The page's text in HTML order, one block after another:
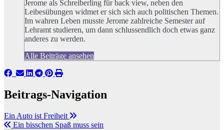
Jerome als Schreiberling für back view, neben den
Leibesübungen widmet er sich sich auch politischen Themen.
Im wahren Leben musste Jerome zahlreiche Semester auf
Lehramt studieren, um dann schlussendlich doch etwas ganz
anderes zu werden.
Alle Beiträge ansehen
Beitrags-Navigation
Ein Auto ist Freiheit
Ein bisschen Spaß muss sein